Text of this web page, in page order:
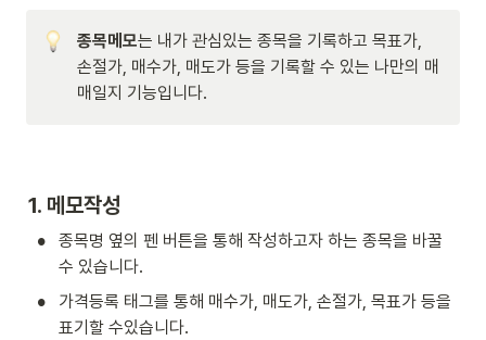
종목메모는 내가 관심있는 종목을 기록하고 목표가,
손절가, 매수가, 매도가 등을 기록할 수 있는 나만의 매
매일지 기능입니다.
1. 메모작성
•
종목명 옆의 펜 버튼을 통해 작성하고자 하는 종목을 바꿀
수 있습니다.
•
가격등록 태그를 통해 매수가, 매도가, 손절가, 목표가 등을
표기할 수있습니다.